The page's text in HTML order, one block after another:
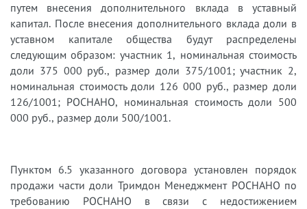
путем внесения дополнительного вклада в уставный
капитал. После внесения дополнительного вклада доли в
уставном капитале общества будут распределены
следующим образом: участник 1, номинальная стоимость
доли 375 000 руб., размер доли 375/1001; участник 2,
номинальная стоимость доли 126 000 руб., размер доли
126/1001; РОСНАНО, номинальная стоимость доли 500
000 руб., размер доли 500/1001.
Пунктом 6.5 указанного договора установлен порядок
продажи части доли Тримдон Менеджмент РОСНАНО по
требованию РОСНАНО в связи с недостижением